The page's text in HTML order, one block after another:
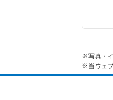
※写真・
※当ウェ